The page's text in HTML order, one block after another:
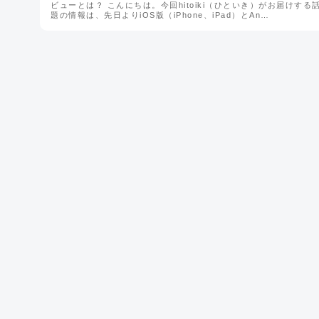
ビューとは？ こんにちは。今回hitoiki（ひといき）がお届けする
題の情報は、先日よりiOS版（iPhone、iPad）とAn…